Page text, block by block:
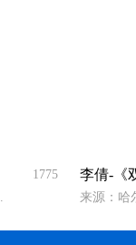
1775 李倩-《
来源：哈